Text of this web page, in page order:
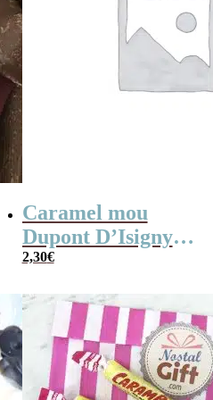
Caramel mou
Dupont D’Isigny
saveur noisette
2,30€